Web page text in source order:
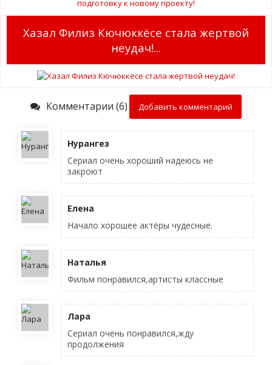
Хазал Филиз Кючюккёсе стала жертвой
неудач!...
Комментарии (6) Добавить комментарий
Нурангез
Сериал очень хороший надеюсь не
закроют
Елена
Начало хорошее актёры чудесные.
Наталья
Фильм понравился,артисты классные
Лара
Сериал очень понравился,жду
продолжения